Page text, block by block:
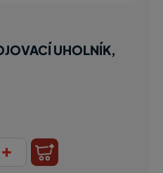
UHOLNÍK,
+